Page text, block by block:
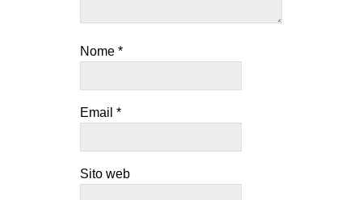
Nome *
Email *
Sito web